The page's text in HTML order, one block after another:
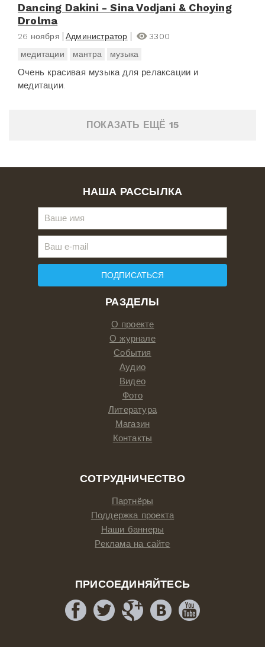
Dancing Dakini - Sina Vodjani & Choying
Drolma
26 ноября Администратор
3300
медитации
мантра музыка
Очень красивая музыка для релаксации и
медитации.
ПОКАЗАТЬ ЕЩЁ 15
РАЗДЕЛЫ
О проекте
О журнале
События
Аудио
Видео
Фото
Литература
Магазин
Контакты
СОТРУДНИЧЕСТВО
Партнёры
Поддержка проекта
Наши баннеры
Реклама на сайте
ПРИСОЕДИНЯЙТЕСЬ
НАША РАССЫЛКА
ПОДПИСАТЬСЯ